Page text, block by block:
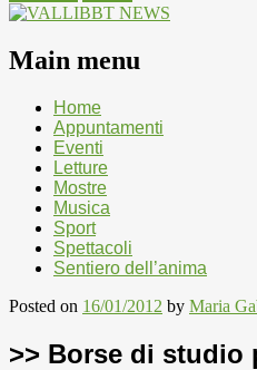
Main menu
Skip
content
Home
Appuntamenti
Eventi
Letture
Mostre
Musica
Sport
Spettacoli
Sentiero dell’anima
Posted on 16/01/2012 by Maria
>> Borse di studio